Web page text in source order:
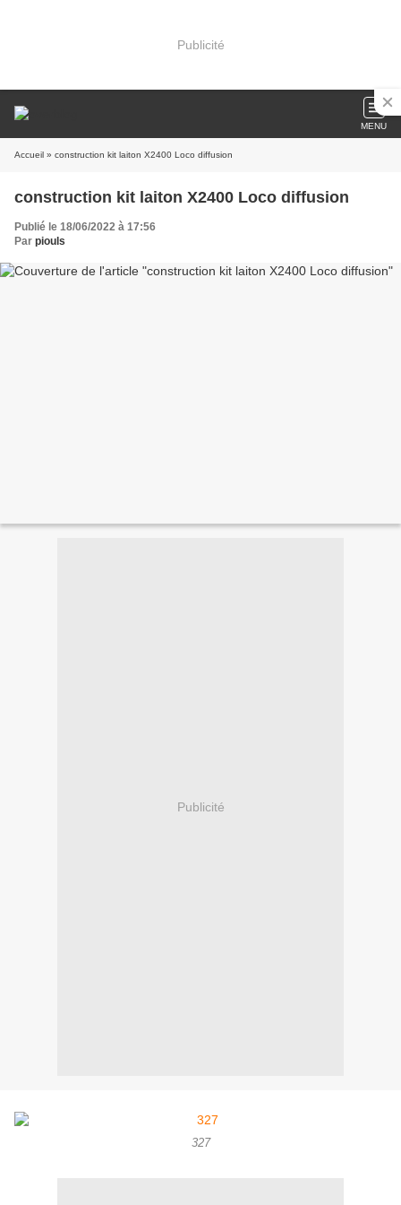
Publicité
MENU
Accueil » construction kit laiton X2400 Loco diffusion
construction kit laiton X2400 Loco diffusion
Publié le 18/06/2022 à 17:56
Par piouls
Publicité
327